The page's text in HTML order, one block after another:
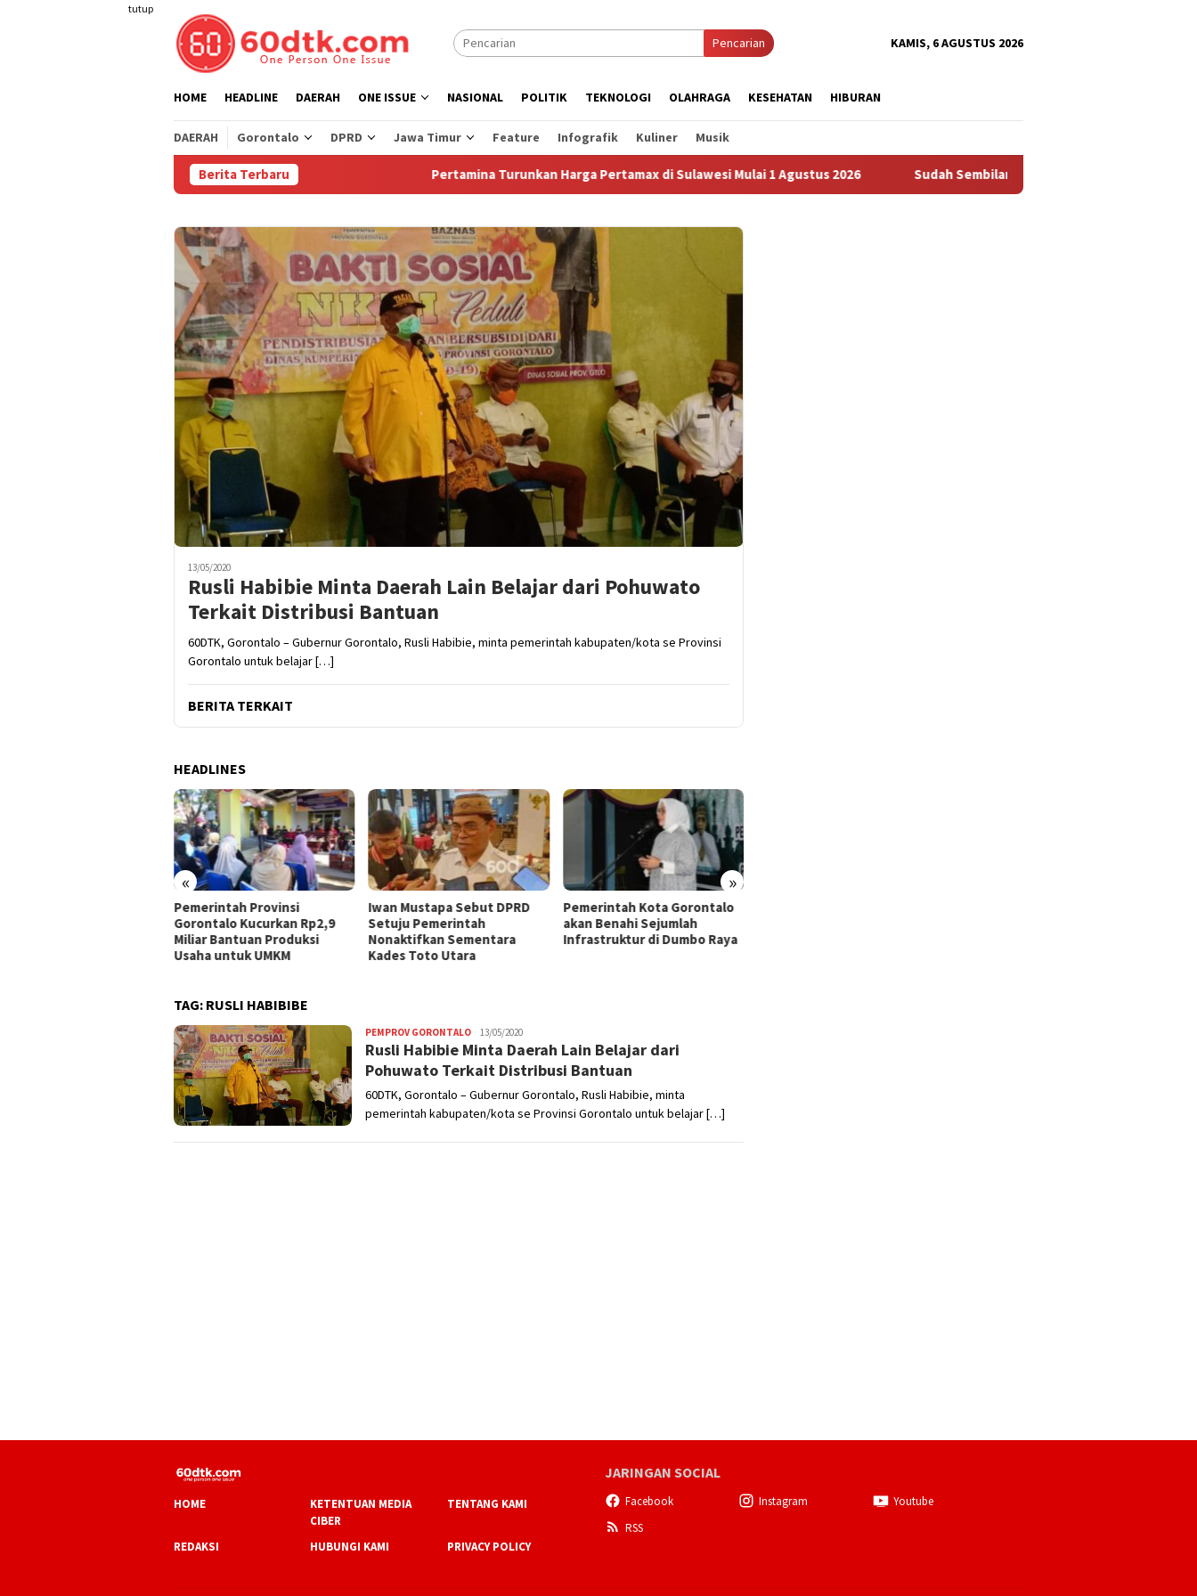
tutup
Pencarian KAMIS, 6 AGUSTUS 2026
HOME HEADLINE DAERAH ONE ISSUE NASIONAL POLITIK TEKNOLOGI OLAHRAGA KESEHATAN HIBURAN
DAERAH Gorontalo DPRD Jawa Timur Feature Infografik Kuliner Musik
Berita Terbaru Pertamina Turunkan Harga Pertamax di Sulawesi Mulai 1 Agustus 2026 Sudah Sembilan Hari Harga Beras Gorontalo
13/05/2020
Rusli Habibie Minta Daerah Lain Belajar dari Pohuwato
Terkait Distribusi Bantuan
60DTK, Gorontalo – Gubernur Gorontalo, Rusli Habibie, minta pemerintah kabupaten/kota se Provinsi
Gorontalo untuk belajar […]
BERITA TERKAIT
HEADLINES
« »
Pemerintah Provinsi
Gorontalo Kucurkan Rp2,9
Miliar Bantuan Produksi
Usaha untuk UMKM
Iwan Mustapa Sebut DPRD
Setuju Pemerintah
Nonaktifkan Sementara
Kades Toto Utara
Pemerintah Kota Gorontalo
akan Benahi Sejumlah
Infrastruktur di Dumbo Raya
TAG: RUSLI HABIBIBE
PEMPROV GORONTALO Admin
13/05/2020
Rusli Habibie Minta Daerah Lain Belajar dari
Pohuwato Terkait Distribusi Bantuan
60DTK, Gorontalo – Gubernur Gorontalo, Rusli Habibie, minta
pemerintah kabupaten/kota se Provinsi Gorontalo untuk belajar […]
HOME
KETENTUAN MEDIA
CIBER
TENTANG KAMI
REDAKSI HUBUNGI KAMI PRIVACY POLICY
JARINGAN SOCIAL
Facebook Instagram
Youtube
RSS